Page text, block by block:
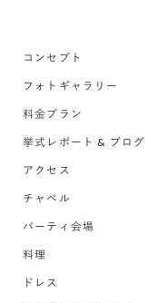
コンセプト
フォトギャラリー
料金プラン
挙式レポート & ブログ
アクセス
チャペル
パーティ会場
料理
ドレス